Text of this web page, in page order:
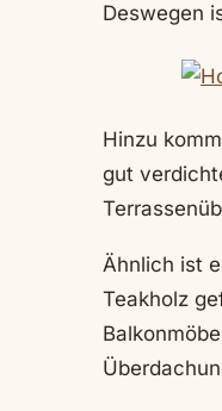
Deswegen
Hinzu
gut
Ähnlich ist
Teakholz